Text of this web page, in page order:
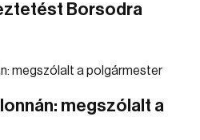
Borsodra
megszólalt a